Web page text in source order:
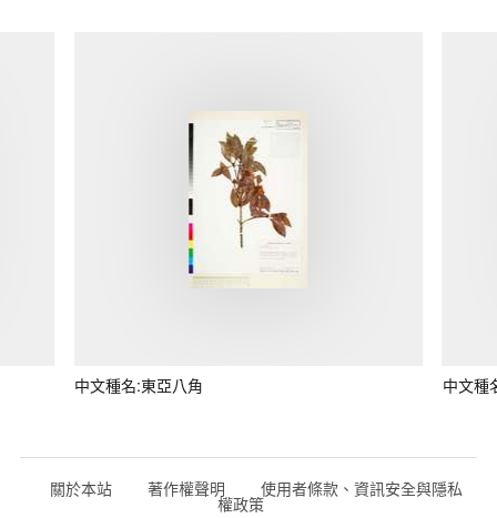
中文種名:東亞八角 中文種
關於本站 著作權聲明 使用者條款、資訊安全與隱私
權政策